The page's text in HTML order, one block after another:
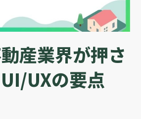
産業界が押さ
UXの要点